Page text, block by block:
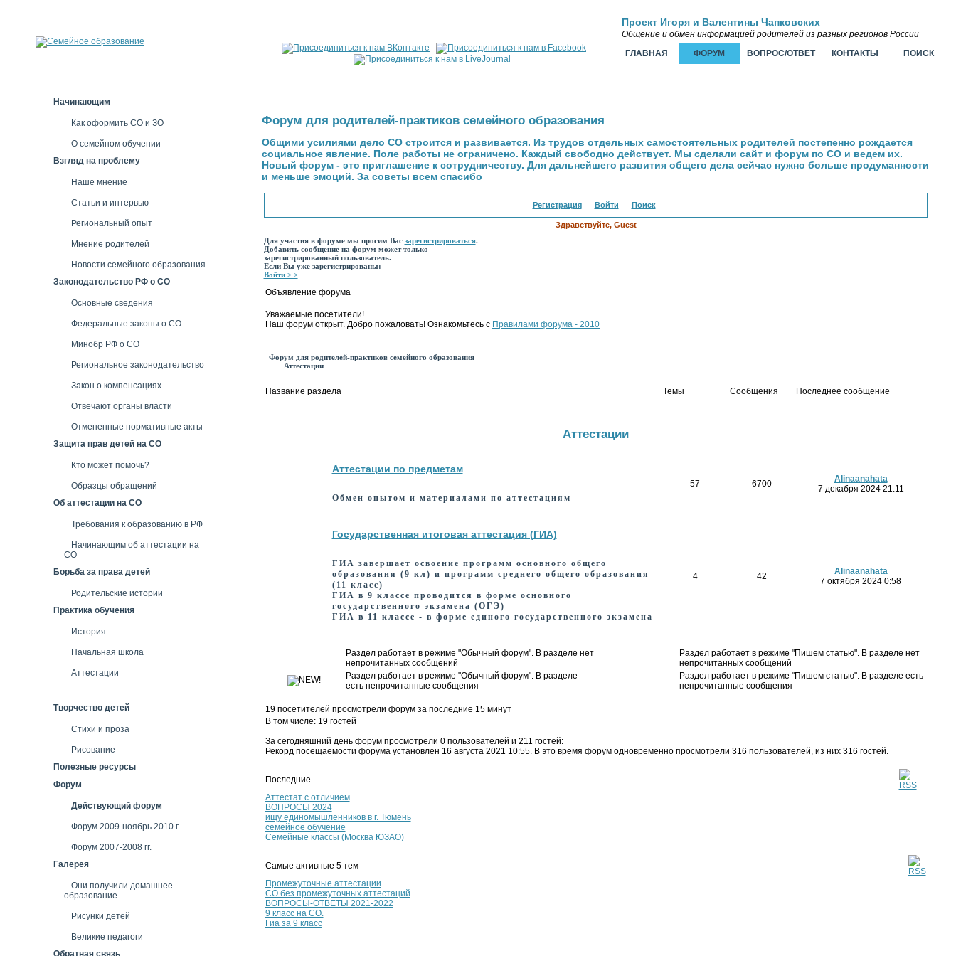
Проект Игоря и Валентины Чапковских
Общение и обмен информацией родителей из разных регионов России
ГЛАВНАЯ
ФОРУМ ВОПРОС/ОТВЕТ КОНТАКТЫ ПОИСК
Начинающим
Как оформить СО и ЗО
О семейном обучении
Взгляд на проблему
Наше мнение
Статьи и интервью
Региональный опыт
Мнение родителей
Новости семейного образования
Законодательство РФ о СО
Основные сведения
Федеральные законы о СО
Минобр РФ о СО
Региональное законодательство
Закон о компенсациях
Отвечают органы власти
Отмененные нормативные акты
Защита прав детей на СО
Кто может помочь?
Образцы обращений
Об аттестации на СО
Требования к образованию в РФ
Начинающим об аттестации на
СО
Борьба за права детей
Родительские истории
Практика обучения
История
Начальная школа
Аттестации
Творчество детей
Стихи и проза
Рисование
Полезные ресурсы
Форум
Действующий форум
Форум 2009-ноябрь 2010 г.
Форум 2007-2008 гг.
Галерея
Они получили домашнее
образование
Рисунки детей
Великие педагоги
Обратная связь
Форум для родителей-практиков семейного образования
Общими усилиями дело СО строится и развивается. Из трудов отдельных самостоятельных родителей постепенно рождается
социальное явление. Поле работы не ограничено. Каждый свободно действует. Мы сделали сайт и форум по СО и ведем их.
Новый форум - это приглашение к сотрудничеству. Для дальнейшего развития общего дела сейчас нужно больше продуманности
и меньше эмоций. За советы всем спасибо
Регистрация Войти Поиск
Здравствуйте, Guest
Для участия в форуме мы просим Вас зарегистрироваться.
Добавить сообщение на форум может только
зарегистрированный пользователь.
Если Вы уже зарегистрированы:
Войти > >
Объявление форума
Уважаемые посетители!
Наш форум открыт. Добро пожаловать! Ознакомьтесь с Правилами форума - 2010
Форум для родителей-практиков семейного образования
Аттестации
Название раздела Темы Сообщения Последнее сообщение
Аттестации
Аттестации по предметам
Обмен опытом и материалами по аттестациям
57 6700
Alinaanahata
7 декабря 2024 21:11
Государственная итоговая аттестация (ГИА)
ГИА завершает освоение программ основного общего
образования (9 кл) и программ среднего общего образования
(11 класс)
ГИА в 9 классе проводится в форме основного
государственного экзамена (ОГЭ)
ГИА в 11 классе - в форме единого государственного экзамена
4 42
Alinaanahata
7 октября 2024 0:58
Раздел работает в режиме "Обычный форум". В разделе нет
непрочитанных сообщений
Раздел работает в режиме "Пишем статью". В разделе нет
непрочитанных сообщений
Раздел работает в режиме "Обычный форум". В разделе
есть непрочитанные сообщения
Раздел работает в режиме "Пишем статью". В разделе есть
непрочитанные сообщения
19 посетителей просмотрели форум за последние 15 минут
В том числе: 19 гостей
За сегодняшний день форум просмотрели 0 пользователей и 211 гостей:
Рекорд посещаемости форума установлен 16 августа 2021 10:55. В это время форум одновременно просмотрели 316 пользователей, из них 316 гостей.
Последние
Аттестат с отличием
ВОПРОСЫ 2024
ищу единомышленников в г. Тюмень
семейное обучение
Семейные классы (Москва ЮЗАО)
Самые активные 5 тем
Промежуточные аттестации
СО без промежуточных аттестаций
ВОПРОСЫ-ОТВЕТЫ 2021-2022
9 класс на СО.
Гиа за 9 класс